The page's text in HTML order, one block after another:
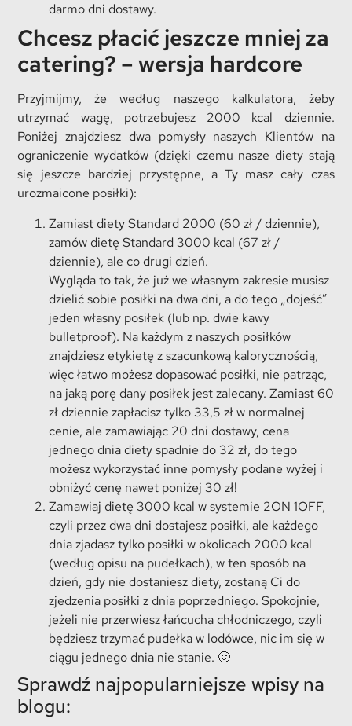
darmo dni dostawy.
Chcesz płacić jeszcze mniej za
catering? – wersja hardcore
Przyjmijmy, że według naszego kalkulatora, żeby
utrzymać wagę, potrzebujesz 2000 kcal dziennie.
Poniżej znajdziesz dwa pomysły naszych Klientów na
ograniczenie wydatków (dzięki czemu nasze diety stają
się jeszcze bardziej przystępne, a Ty masz cały czas
urozmaicone posiłki):
Zamiast diety Standard 2000 (60 zł / dziennie),
zamów dietę Standard 3000 kcal (67 zł /
dziennie), ale co drugi dzień.
Wygląda to tak, że już we własnym zakresie musisz
dzielić sobie posiłki na dwa dni, a do tego „dojeść”
jeden własny posiłek (lub np. dwie kawy
bulletproof). Na każdym z naszych posiłków
znajdziesz etykietę z szacunkową kalorycznością,
więc łatwo możesz dopasować posiłki, nie patrząc,
na jaką porę dany posiłek jest zalecany. Zamiast 60
zł dziennie zapłacisz tylko 33,5 zł w normalnej
cenie, ale zamawiając 20 dni dostawy, cena
jednego dnia diety spadnie do 32 zł, do tego
możesz wykorzystać inne pomysły podane wyżej i
obniżyć cenę nawet poniżej 30 zł!
Zamawiaj dietę 3000 kcal w systemie 2ON 1OFF,
czyli przez dwa dni dostajesz posiłki, ale każdego
dnia zjadasz tylko posiłki w okolicach 2000 kcal
(według opisu na pudełkach), w ten sposób na
dzień, gdy nie dostaniesz diety, zostaną Ci do
zjedzenia posiłki z dnia poprzedniego. Spokojnie,
jeżeli nie przerwiesz łańcucha chłodniczego, czyli
będziesz trzymać pudełka w lodówce, nic im się w
ciągu jednego dnia nie stanie. 🙂
Sprawdź najpopularniejsze wpisy na
blogu: